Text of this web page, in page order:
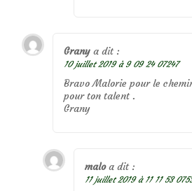
Grany a dit :
10 juillet 2019 à 9 09 24 07247
Bravo Malorie pour le
pour ton talent .
Grany
malo a dit :
11 juillet 2019 à 11 11 53